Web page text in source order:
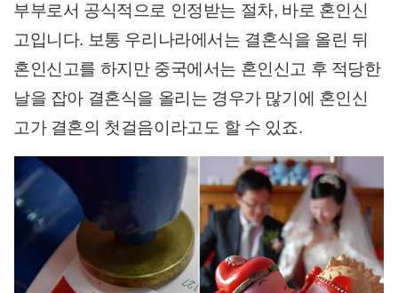
부부로서 공식적으로 인정받는 절차, 바로 혼인신
고입니다. 보통 우리나라에서는 결혼식을 올린 뒤
혼인신고를 하지만 중국에서는 혼인신고 후 적당한
날을 잡아 결혼식을 올리는 경우가 많기에 혼인신
고가 결혼의 첫걸음이라고도 할 수 있죠.